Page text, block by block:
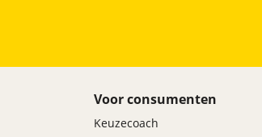
Voor consumenten
Keuzecoach